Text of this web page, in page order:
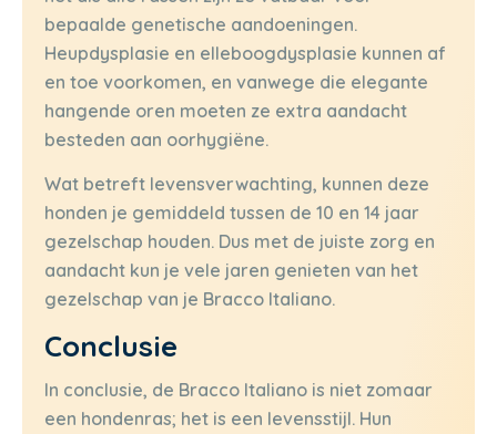
bepaalde genetische aandoeningen.
Heupdysplasie en elleboogdysplasie kunnen af
en toe voorkomen, en vanwege die elegante
hangende oren moeten ze extra aandacht
besteden aan oorhygiëne.
Wat betreft levensverwachting, kunnen deze
honden je gemiddeld tussen de 10 en 14 jaar
gezelschap houden. Dus met de juiste zorg en
aandacht kun je vele jaren genieten van het
gezelschap van je Bracco Italiano.
Conclusie
In conclusie, de Bracco Italiano is niet zomaar
een hondenras; het is een levensstijl. Hun